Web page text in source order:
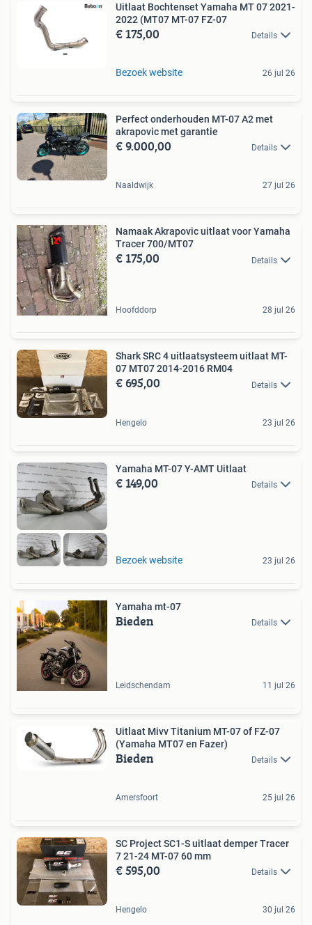
Uitlaat Bochtenset Yamaha MT 07 2021-
2022 (MT07 MT-07 FZ-07
€ 175,00 Details
Bezoek website 26 jul 26
Perfect onderhouden MT-07 A2 met
akrapovic met garantie
€ 9.000,00 Details
Naaldwijk 27 jul 26
Namaak Akrapovic uitlaat voor Yamaha
Tracer 700/MT07
€ 175,00 Details
Hoofddorp 28 jul 26
Shark SRC 4 uitlaatsysteem uitlaat MT-
07 MT07 2014-2016 RM04
€ 695,00 Details
Hengelo 23 jul 26
Yamaha MT-07 Y-AMT Uitlaat
€ 149,00 Details
Bezoek website 23 jul 26
Yamaha mt-07
Bieden Details
Leidschendam 11 jul 26
Uitlaat Mivv Titanium MT-07 of FZ-07
(Yamaha MT07 en Fazer)
Bieden Details
Amersfoort 25 jul 26
SC Project SC1-S uitlaat demper Tracer
7 21-24 MT-07 60 mm
€ 595,00 Details
Hengelo 30 jul 26